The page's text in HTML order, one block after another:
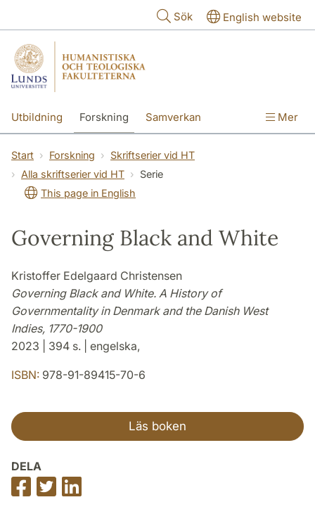
Sök English website
Utbildning Forskning Samverkan Mer
Start Forskning
Skriftserier vid HT
Alla skriftserier vid HT
Serie
This page in English
Governing Black and White
Kristoffer Edelgaard Christensen
Governing Black and White. A History of
Governmentality in Denmark and the Danish West
Indies, 1770-1900
2023 | 394 s. | engelska,
ISBN: 978-91-89415-70-6
Läs boken
DELA
Dela
på
Dela
på
på